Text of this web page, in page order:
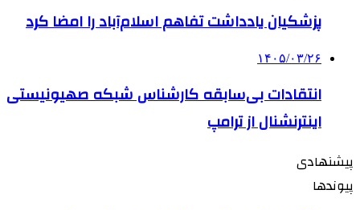
پزشکیان یادداشت تفاهم اسلام‌آباد را امضا کرد
۱۴۰۵/۰۳/۲۶
انتقادات بی‌سابقه کارشناس شبکه صهیونیستی
اینترنشنال از ترامپ
پیشنهادی
پیوندها